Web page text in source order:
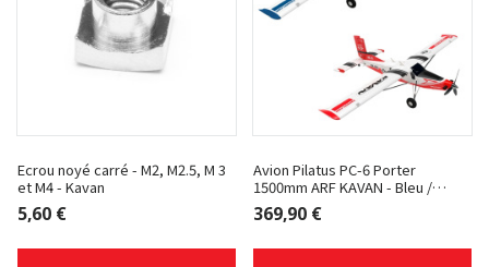
Ecrou noyé carré - M2, M2.5, M 3
et M4 - Kavan
5,60 €
Avion Pilatus PC-6 Porter
1500mm ARF KAVAN - Bleu /
Rouge
369,90 €